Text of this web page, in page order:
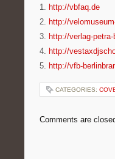
1. http://vbfaq.de
2. http://
3. http://verlag-
4. http://
5. http://vfb-
CATEGORIES:
Comments are